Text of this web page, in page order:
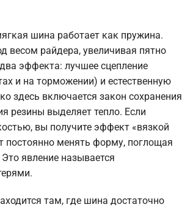
шина работает как пружина.
весом райдера, увеличивая пятно
эффекта: лучшее сцепление
и на торможении) и естественную
здесь включается закон сохранения
резины выделяет тепло. Если
вы получите эффект «вязкой
постоянно менять форму, поглощая
явление называется
там, где шина достаточно